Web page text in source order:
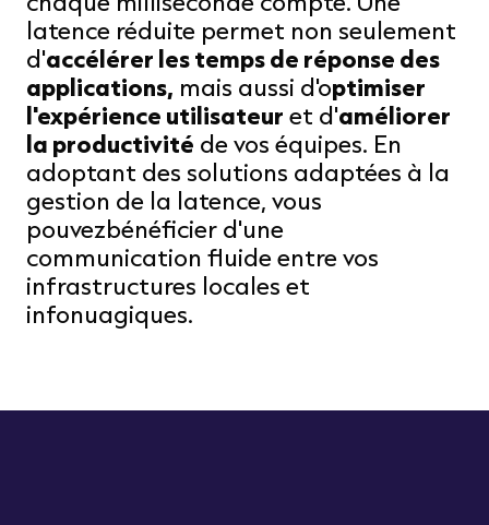
latence réduite permet non seulement
d'accélérer les temps de réponse des
applications, mais aussi d'optimiser
l'expérience utilisateur et d'améliorer
la productivité de vos équipes. En
adoptant des solutions adaptées à la
gestion de la latence, vous
pouvezbénéficier d'une
communication fluide entre vos
infrastructures locales et
infonuagiques.